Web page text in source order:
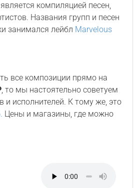
компиляцией песен,
Названия групп и песен
занимался лейбл Marvelous
все композиции прямо на
, то мы настоятельно советуем
и исполнителей. К тому же, это
Цены и магазины, где можно